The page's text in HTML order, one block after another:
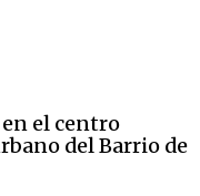
el centro
del Barrio de